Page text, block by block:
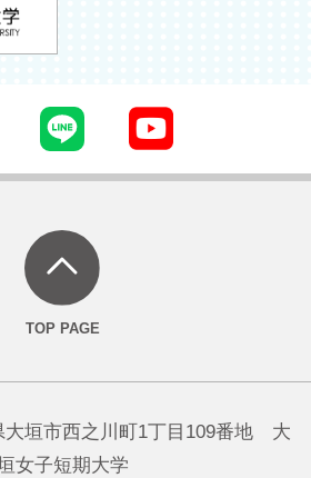
垣市西之川町1丁目109番地 大
女子短期大学